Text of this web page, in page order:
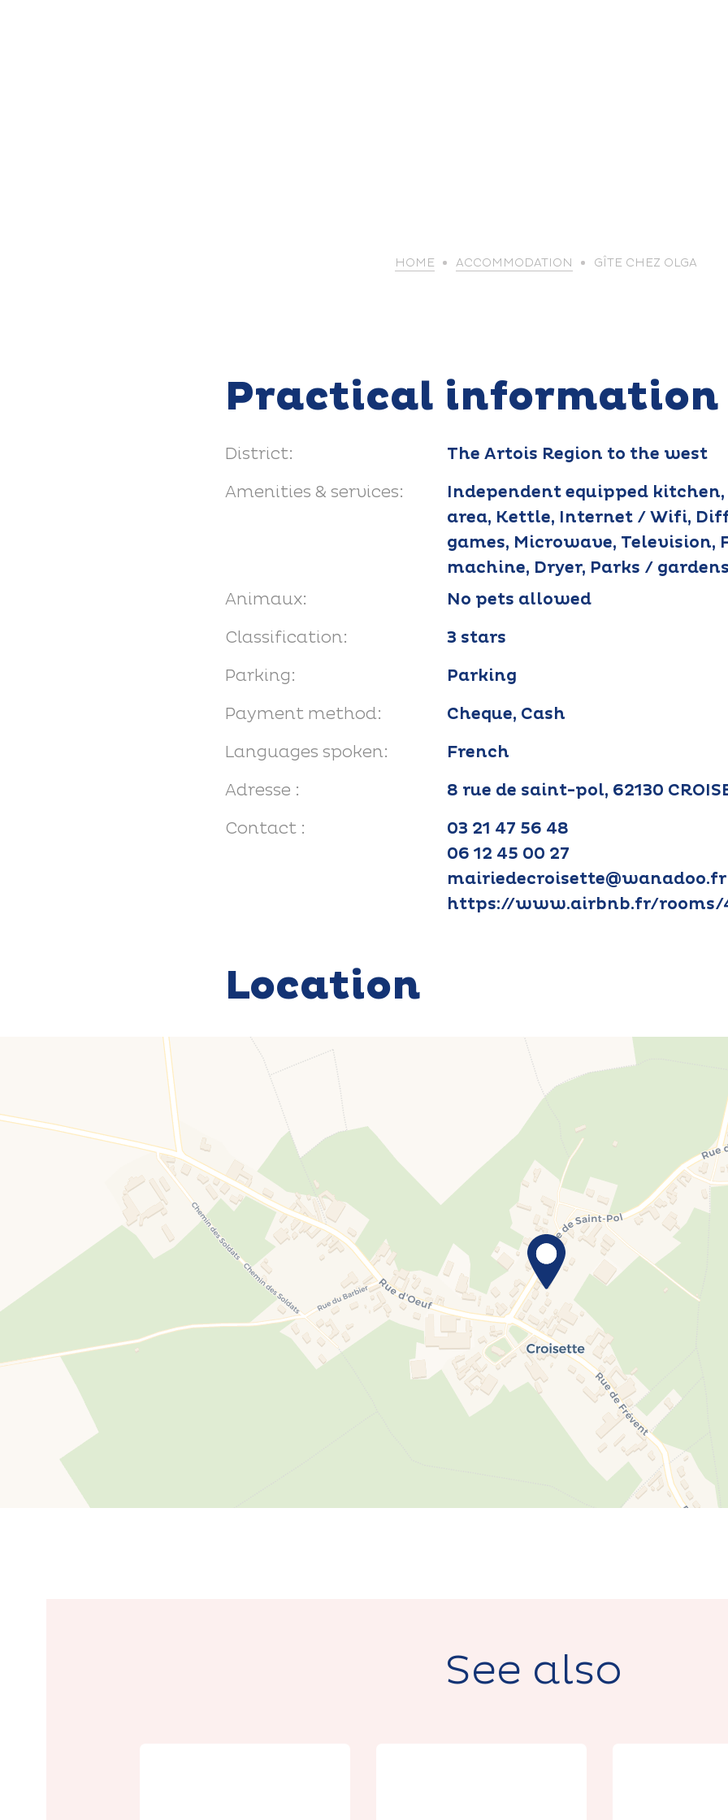
HOME ACCOMMODATION GÎTE CHEZ OLGA
Practical information
District:
The Artois Region to the west
Amenities & services:
Independent equipped kitchen,
area, Kettle, Internet / Wifi,
games, Microwave, Television,
machine, Dryer, Parks /
Animaux:
No pets allowed
Classification:
3 stars
Parking:
Parking
Payment method:
Cheque, Cash
Languages spoken:
French
Adresse :
8 rue de saint-pol, 62130
Contact :
03 21 47 56 48
06 12 45 00 27
mairiedecroisette@wanadoo.fr
https://www.airbnb.fr/rooms/
Location
See also